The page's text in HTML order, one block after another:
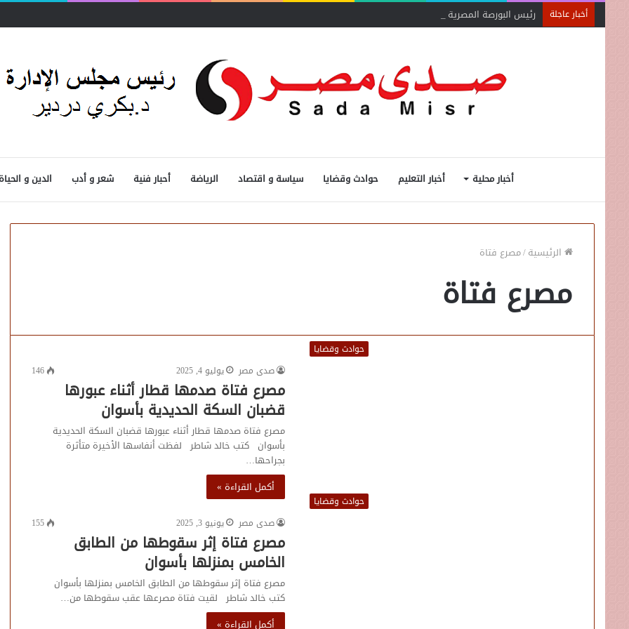
أخبار عاجلة رئيس البورصة المصرية يلتقي رئيس جهاز التمثيل التجاري
أخبار محلية أخبار التعليم حوادث وقضايا سياسة و اقتصاد الرياضة أحبار فنية شعر و أدب الدين و الحياة
الرئيسية/مصرع فتاة
مصرع فتاة
حوادث وقضايا
صدى مصر
يوليو 4, 2025 146
مصرع فتاة صدمها قطار أثناء عبورها
قضبان السكة الحديدية بأسوان
مصرع فتاة صدمها قطار أثناء عبورها قضبان السكة الحديدية
بأسوان كتب خالد شاطر لفظت أنفاسها الأخيرة متأثرة
بجراحها…
أكمل القراءة »
حوادث وقضايا
صدى مصر
يونيو 3, 2025 155
مصرع فتاة إثر سقوطها من الطابق
الخامس بمنزلها بأسوان
مصرع فتاة إثر سقوطها من الطابق الخامس بمنزلها بأسوان
كتب خالد شاطر لقيت فتاة مصرعها عقب سقوطها من…
أكمل القراءة »